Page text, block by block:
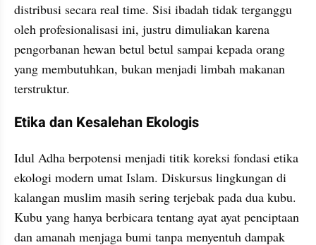
distribusi secara real time. Sisi ibadah tidak terganggu
oleh profesionalisasi ini, justru dimuliakan karena
pengorbanan hewan betul betul sampai kepada orang
yang membutuhkan, bukan menjadi limbah makanan
terstruktur.
Etika dan Kesalehan Ekologis
Idul Adha berpotensi menjadi titik koreksi fondasi etika
ekologi modern umat Islam. Diskursus lingkungan di
kalangan muslim masih sering terjebak pada dua kubu.
Kubu yang hanya berbicara tentang ayat ayat penciptaan
dan amanah menjaga bumi tanpa menyentuh dampak